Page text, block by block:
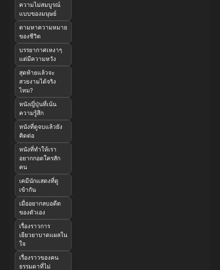
ความไม่สมบูรณ์
แบบของมนุษย์
ตามหาความหมาย
ของชีวิต
บรรยากาศเหงาๆ
แต่มีความหวัง
สุดท้ายแล้วจะ
สวยงามได้จริง
ไหม?
หนังญี่ปุ่นที่เน้น
ความรู้สึก
หนังที่ดูจบแล้วยัง
คิดต่อ
หนังที่ทำให้เรา
อยากกอดใครสัก
คน
เคมีนักแสดงที่ดู
เข้ากัน
เมื่ออยากลบอดีต
ของตัวเอง
เรื่องราวการ
เยียวยาบาดแผลใน
ใจ
เรื่องราวของคน
ธรรมดาที่ไม่